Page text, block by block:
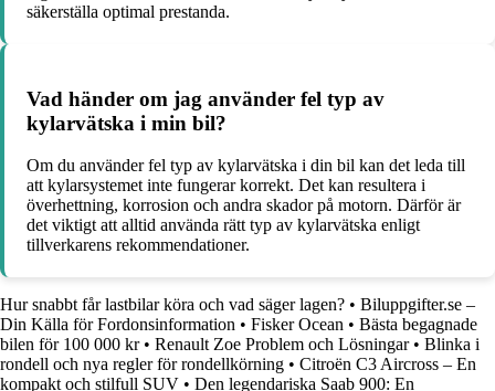
säkerställa optimal prestanda.
Vad händer om jag använder fel typ av
kylarvätska i min bil?
Om du använder fel typ av kylarvätska i din bil kan det leda till
att kylarsystemet inte fungerar korrekt. Det kan resultera i
överhettning, korrosion och andra skador på motorn. Därför är
det viktigt att alltid använda rätt typ av kylarvätska enligt
tillverkarens rekommendationer.
Hur snabbt får lastbilar köra och vad säger lagen? • Biluppgifter.se –
Din Källa för Fordonsinformation • Fisker Ocean • Bästa begagnade
bilen för 100 000 kr• Renault Zoe Problem och Lösningar• Blinka i
rondell och nya regler för rondellkörning • Citroën C3 Aircross – En
kompakt och stilfull SUV • Den legendariska Saab 900: En